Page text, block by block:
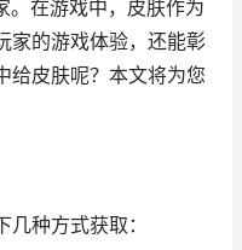
。在游戏中，皮肤作为
家的游戏体验，还能彰
给皮肤呢？本文将为您
种方式获取：